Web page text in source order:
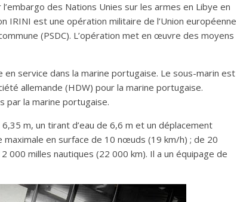
des Nations Unies sur les armes en Libye en
IRINI est une opération militaire de l’Union européenne
(PSDC). L’opération met en œuvre des moyens
service dans la marine portugaise. Le sous-marin est
allemande (HDW) pour la marine portugaise.
par la marine portugaise.
m, un tirant d’eau de 6,6 m et un déplacement
en surface de 10 nœuds (19 km/h) ; de 20
000 milles nautiques (22 000 km). Il a un équipage de